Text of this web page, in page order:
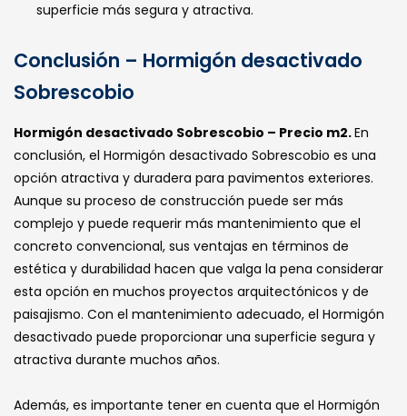
superficie más segura y atractiva.
Conclusión – Hormigón desactivado
Sobrescobio
Hormigón desactivado Sobrescobio – Precio m2.En
conclusión, el Hormigón desactivado Sobrescobio es una
opción atractiva y duradera para pavimentos exteriores.
Aunque su proceso de construcción puede ser más
complejo y puede requerir más mantenimiento que el
concreto convencional, sus ventajas en términos de
estética y durabilidad hacen que valga la pena considerar
esta opción en muchos proyectos arquitectónicos y de
paisajismo. Con el mantenimiento adecuado, el Hormigón
desactivado puede proporcionar una superficie segura y
atractiva durante muchos años.
Además, es importante tener en cuenta que el Hormigón